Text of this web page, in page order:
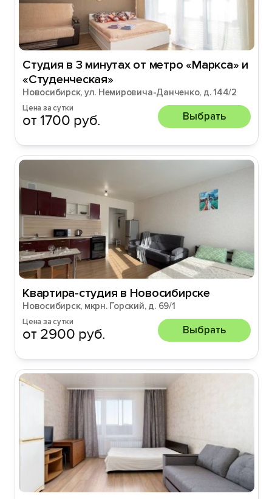
Студия в 3 минутах от метро «Маркса» и
«Студенческая»
Новосибирск, ул. Немировича-Данченко, д. 144/2
Цена за сутки
от 1700 руб. Выбрать
Квартира-студия в Новосибирске
Новосибирск, мкрн. Горский, д. 69/1
Цена за сутки
от 2900 руб. Выбрать